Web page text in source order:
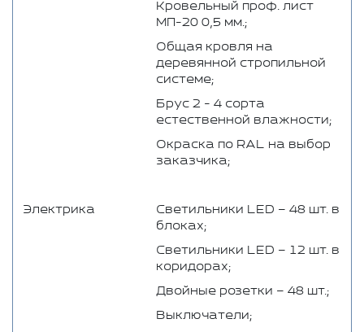
Кровельный проф. лист
МП-20 0,5 мм.;
Общая кровля на
деревянной стропильной
системе;
Брус 2 - 4 сорта
естественной влажности;
Окраска по RAL на выбор
заказчика;
Электрика
Светильники LED – 48 шт. в
блоках;
Светильники LED – 12 шт. в
коридорах;
Двойные розетки – 48 шт.;
Выключатели;